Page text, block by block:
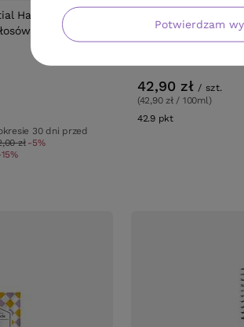
Haircare LOVE
falowanych i
30 dni przed
zł -5%
beżowy platynowy
42,90 zł / szt.
(42,90 zł / 100ml)
42.9 pktpunktów
Potwierdzam